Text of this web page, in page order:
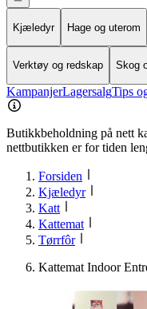
Kjæledyr Hage og uterom
Verktøy og redskap Skog
KampanjerLagersalgTips
Butikkbeholdning på nett
nettbutikken er for tiden
Forsiden
Kjæledyr
Katt
Kattemat
Tørrfôr
Kattemat Indoor